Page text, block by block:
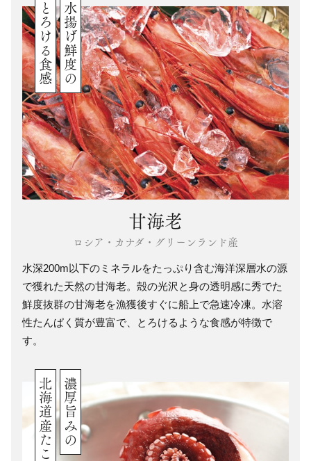
水揚げ鮮度の
とろける食感
甘海老
ロシア・カナダ・グリーンランド産
水深200m以下のミネラルをたっぷり含む海洋深層水の源
で獲れた天然の甘海老。殻の光沢と身の透明感に秀でた
鮮度抜群の甘海老を漁獲後すぐに船上で急速冷凍。水溶
性たんぱく質が豊富で、とろけるような食感が特徴で
す。
濃厚旨みの
北海道産たこ